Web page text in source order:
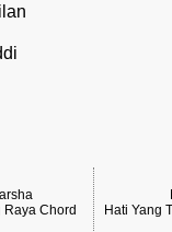
Raya Chord
Hati Yang